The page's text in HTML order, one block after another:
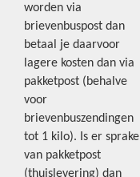
worden via
brievenbuspost dan
betaal je daarvoor
lagere kosten dan via
pakketpost (behalve
voor
brievenbuszendingen
tot 1 kilo). Is er sprake
van pakketpost
(thuislevering) dan